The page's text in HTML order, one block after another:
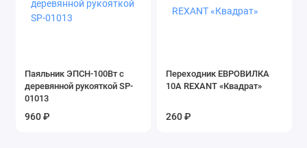
Паяльник ЭПСН-100Вт с
деревянной рукояткой SP-
01013
960 ₽
Переходник ЕВРОВИЛКА
10А REXANT «Квадрат»
260 ₽